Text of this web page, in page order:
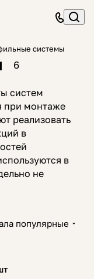
системы
6
систем
при монтаже
реализовать
в
в
не
популярные